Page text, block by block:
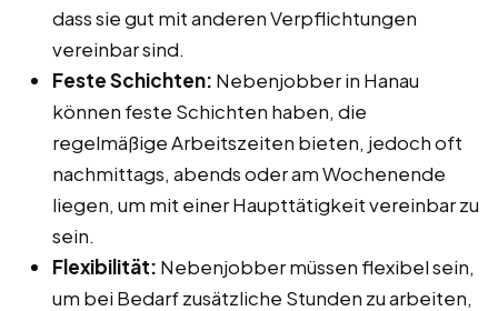
dass sie gut mit anderen Verpflichtungen
vereinbar sind.
Feste Schichten: Nebenjobber in Hanau
können feste Schichten haben, die
regelmäßige Arbeitszeiten bieten, jedoch oft
nachmittags, abends oder am Wochenende
liegen, um mit einer Haupttätigkeit vereinbar zu
sein.
Flexibilität: Nebenjobber müssen flexibel sein,
um bei Bedarf zusätzliche Stunden zu arbeiten,